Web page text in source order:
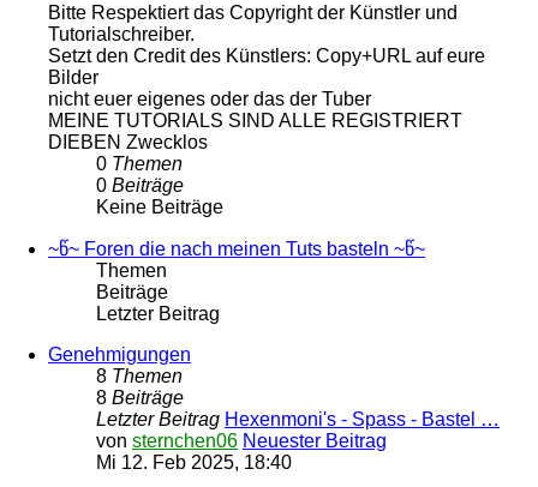
Bitte Respektiert das Copyright der Künstler und
Tutorialschreiber.
Setzt den Credit des Künstlers: Copy+URL auf eure
Bilder
nicht euer eigenes oder das der Tuber
MEINE TUTORIALS SIND ALLE REGISTRIERT
DIEBEN Zwecklos
0 Themen
0 Beiträge
Keine Beiträge
~წ~ Foren die nach meinen Tuts basteln ~წ~
Themen
Beiträge
Letzter Beitrag
Genehmigungen
8 Themen
8 Beiträge
Letzter Beitrag Hexenmoni's - Spass - Bastel …
von sternchen06 Neuester Beitrag
Mi 12. Feb 2025, 18:40